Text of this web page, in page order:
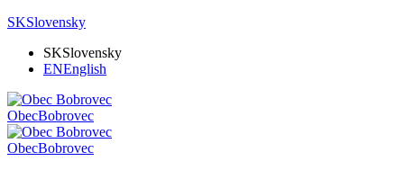
SKSlovensky
SKSlovensky
ENEnglish
ObecBobrovec
ObecBobrovec